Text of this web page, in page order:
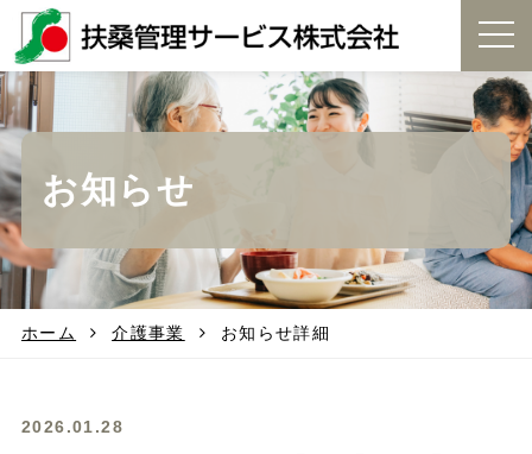
t
g
g
l
i
g
a
お知らせ
ホーム 介護事業 お知らせ詳細
2026.01.28